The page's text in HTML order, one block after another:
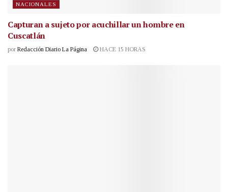
NACIONALES
Capturan a sujeto por acuchillar un hombre en
Cuscatlán
por Redacción Diario La Página HACE 15 HORAS